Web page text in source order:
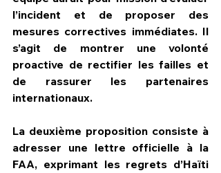
l’incident et de proposer des
mesures correctives immédiates. Il
s’agit de montrer une volonté
proactive de rectifier les failles et
de rassurer les partenaires
internationaux.
La deuxième proposition consiste à
adresser une lettre officielle à la
FAA, exprimant les regrets d’Haïti